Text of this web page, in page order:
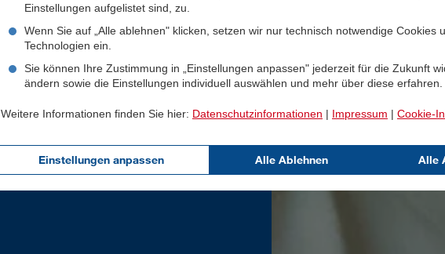
Einstellungen aufgelistet sind, zu.
Wenn Sie auf „Alle ablehnen" klicken, setzen wir nur technisch notwendige Cookies
Technologien ein.
Sie können Ihre Zustimmung in „Einstellungen anpassen" jederzeit für die Zukunft
ändern sowie die Einstellungen individuell auswählen und mehr über diese erfahren.
Weitere Informationen finden Sie hier: Datenschutzinformationen | Impressum | Cookie-
Einstellungen anpassen Alle Ablehnen Alle